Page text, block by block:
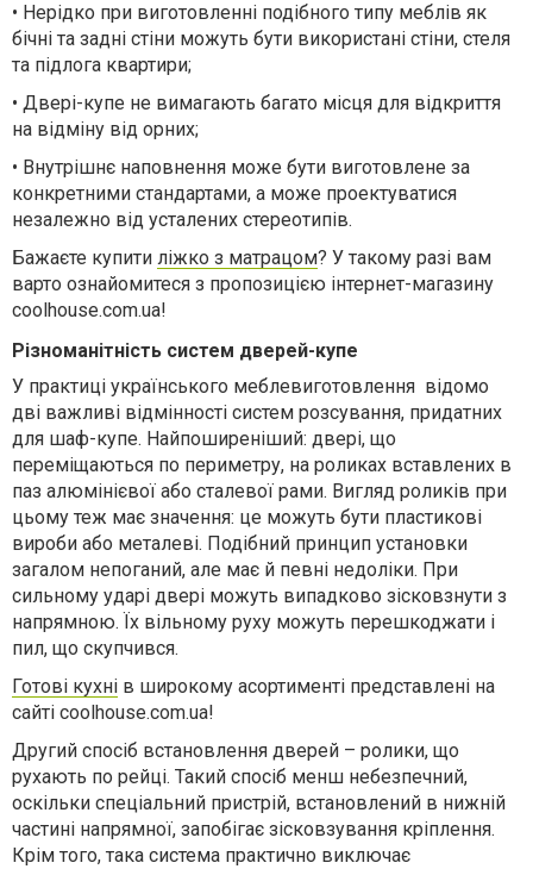
• Нерідко при виготовленні подібного типу меблів як
бічні та задні стіни можуть бути використані стіни, стеля
та підлога квартири;
• Двері-купе не вимагають багато місця для відкриття
на відміну від орних;
• Внутрішнє наповнення може бути виготовлене за
конкретними стандартами, а може проектуватися
незалежно від усталених стереотипів.
Бажаєте купити ліжко з матрацом? У такому разі вам
варто ознайомитеся з пропозицією інтернет-магазину
coolhouse.com.ua!
Різноманітність систем дверей-купе
У практиці українського меблевиготовлення відомо
дві важливі відмінності систем розсування, придатних
для шаф-купе. Найпоширеніший: двері, що
переміщаються по периметру, на роликах вставлених в
паз алюмінієвої або сталевої рами. Вигляд роликів при
цьому теж має значення: це можуть бути пластикові
вироби або металеві. Подібний принцип установки
загалом непоганий, але має й певні недоліки. При
сильному ударі двері можуть випадково зісковзнути з
напрямною. Їх вільному руху можуть перешкоджати і
пил, що скупчився.
Готові кухні в широкому асортименті представлені на
сайті coolhouse.com.ua!
Другий спосіб встановлення дверей – ролики, що
рухають по рейці. Такий спосіб менш небезпечний,
оскільки спеціальний пристрій, встановлений в нижній
частині напрямної, запобігає зісковзування кріплення.
Крім того, така система практично виключає